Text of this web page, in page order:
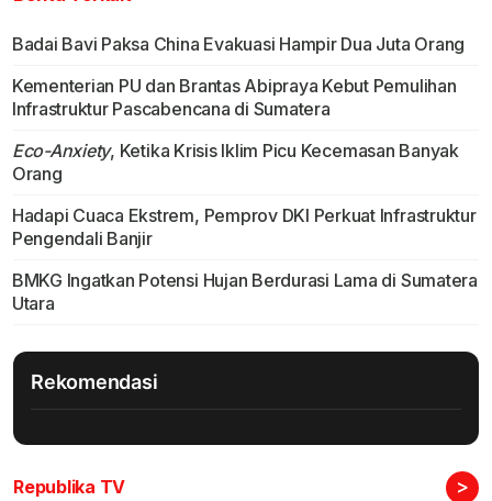
Badai Bavi Paksa China Evakuasi Hampir Dua Juta Orang
Kementerian PU dan Brantas Abipraya Kebut Pemulihan
Infrastruktur Pascabencana di Sumatera
Eco-Anxiety, Ketika Krisis Iklim Picu Kecemasan Banyak
Orang
Hadapi Cuaca Ekstrem, Pemprov DKI Perkuat Infrastruktur
Pengendali Banjir
BMKG Ingatkan Potensi Hujan Berdurasi Lama di Sumatera
Utara
Rekomendasi
Republika TV >